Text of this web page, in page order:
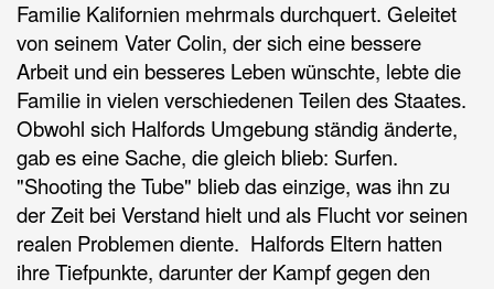
Familie Kalifornien mehrmals durchquert. Geleitet
von seinem Vater Colin, der sich eine bessere
Arbeit und ein besseres Leben wünschte, lebte die
Familie in vielen verschiedenen Teilen des Staates.
Obwohl sich Halfords Umgebung ständig änderte,
gab es eine Sache, die gleich blieb: Surfen.
"Shooting the Tube" blieb das einzige, was ihn zu
der Zeit bei Verstand hielt und als Flucht vor seinen
realen Problemen diente. Halfords Eltern hatten
ihre Tiefpunkte, darunter der Kampf gegen den